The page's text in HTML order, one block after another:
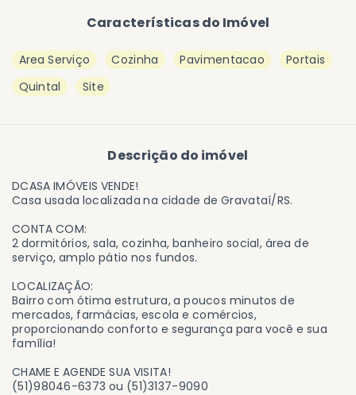
Características do Imóvel
Area Serviço Cozinha Pavimentacao
Portais
Quintal
Site
Descrição do imóvel
DCASA IMÓVEIS VENDE!
Casa usada localizada na cidade de Gravataí/RS.
CONTA COM:
2 dormitórios, sala, cozinha, banheiro social, área de
serviço, amplo pátio nos fundos.
LOCALIZAÇÃO:
Bairro com ótima estrutura, a poucos minutos de
mercados, farmácias, escola e comércios,
proporcionando conforto e segurança para você e sua
família!
CHAME E AGENDE SUA VISITA!
(51)98046-6373 ou (51)3137-9090